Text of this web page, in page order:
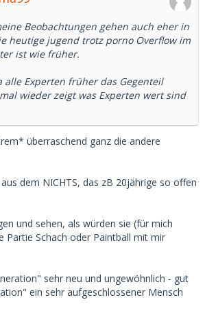
Beobachtungen gehen auch eher in
heutige jugend trotz porno Overflow im
ist wie früher.
alle Experten früher das Gegenteil
wieder zeigt was Experten wert sind
überraschend ganz die andere
dem NICHTS, das zB 20jährige so offen
und sehen, als würden sie (für mich
Partie Schach oder Paintball mit mir
sehr neu und ungewöhnlich - gut
ein sehr aufgeschlossener Mensch